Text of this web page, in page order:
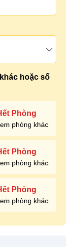
hoặc số
Phòng
phòng khác
Phòng
phòng khác
Phòng
phòng khác